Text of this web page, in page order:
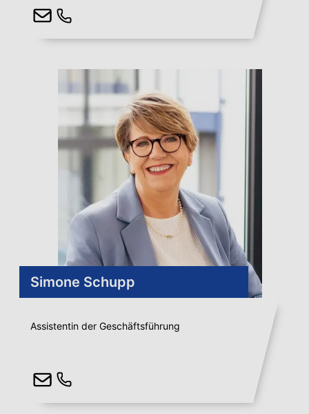
Simone Schupp
Assistentin der Geschäftsführung